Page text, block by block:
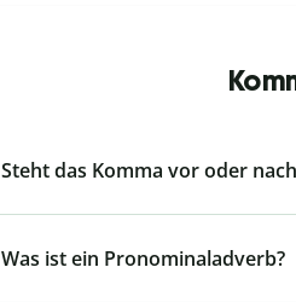
Steht das Komma vor oder nach
Was ist ein Pronominaladverb?